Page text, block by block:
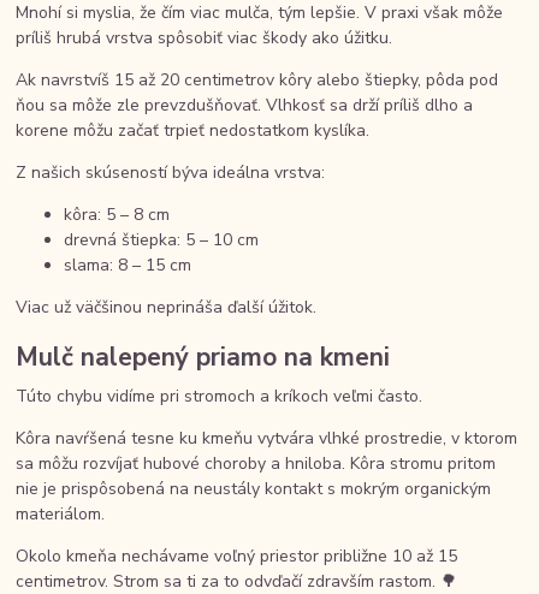
Mnohí si myslia, že čím viac mulča, tým lepšie. V praxi však môže
príliš hrubá vrstva spôsobiť viac škody ako úžitku.
Ak navrstvíš 15 až 20 centimetrov kôry alebo štiepky, pôda pod
ňou sa môže zle prevzdušňovať. Vlhkosť sa drží príliš dlho a
korene môžu začať trpieť nedostatkom kyslíka.
Z našich skúseností býva ideálna vrstva:
kôra: 5 – 8 cm
drevná štiepka: 5 – 10 cm
slama: 8 – 15 cm
Viac už väčšinou neprináša ďalší úžitok.
Mulč nalepený priamo na kmeni
Túto chybu vidíme pri stromoch a kríkoch veľmi často.
Kôra navŕšená tesne ku kmeňu vytvára vlhké prostredie, v ktorom
sa môžu rozvíjať hubové choroby a hniloba. Kôra stromu pritom
nie je prispôsobená na neustály kontakt s mokrým organickým
materiálom.
Okolo kmeňa nechávame voľný priestor približne 10 až 15
centimetrov. Strom sa ti za to odvďačí zdravším rastom. 🌳